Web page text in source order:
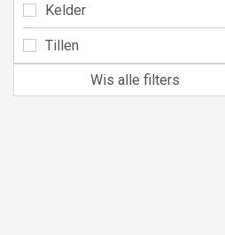
Kelder
Tillen
Wis alle filters